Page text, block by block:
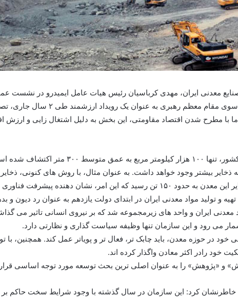
معدنی ایران، مهدی کرباسیان رئیس هیات عامل ایمیدرو در نشست
معدنی ایران با اشاره به بحث اقتصاد
با مطرح شدن اقتصاد مقاومتی، این بخش به دلیل اشتغال زایی و ارزش
وی ادامه داد: از یک میلیون و ۶۴۰ هزار کیلومتر مربع
نشان دهنده پیشرفت فناوری است.
بیان اینکه ۴۵ درصد سهام شرکت تهیه و تولید مواد معدنی ایران در ابتدای دولت یازدهم به
ایران و واحد های زیرمجموعه شد که بر نیروی انسانی تاثیر می
می رود و این سازمان تنها وظیفه سیاست گذاری و نظارتی دارد.
خود رادر اکثر معادن واگذار کرده اند.
و «پژوهش» را به عنوان اصلی ترین بحث توسعه مورد توجه اساسی